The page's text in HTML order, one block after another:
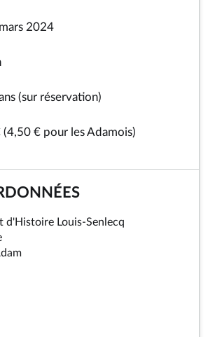
2024
(sur réservation)
(4,50 € pour les Adamois)
d'Histoire Louis-Senlecq